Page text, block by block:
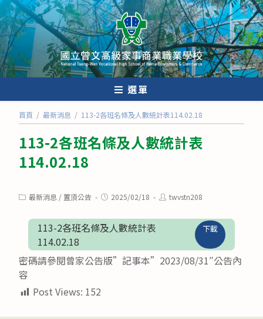
跳
轉
至
主
要
內
選單
首頁 / 最新消息 / 113-2各班名條及人數統計表114.02.18
113-2各班名條及人數統計表
114.02.18
Post最新消息 / 置頂公告
Post2025/02/18
Posttwvstn208
113-2各班名條及人數統計表
114.02.18
下載
密碼請參閱曾家公告版”記事本”2023/08/31″公告內
容
Post Views: 152